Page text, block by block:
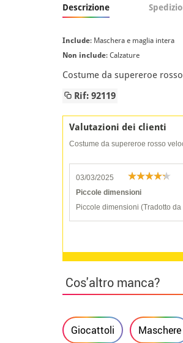
Descrizione
Include: Maschera e maglia intera
Non include: Calzature
Costume da supereroe
Rif: 92119
Valutazioni dei clienti
Costume da supereroe rosso
03/03/2025
Piccole dimensioni
Piccole dimensioni (Tradotto
Cos'altro manca?
Giocattoli Maschere